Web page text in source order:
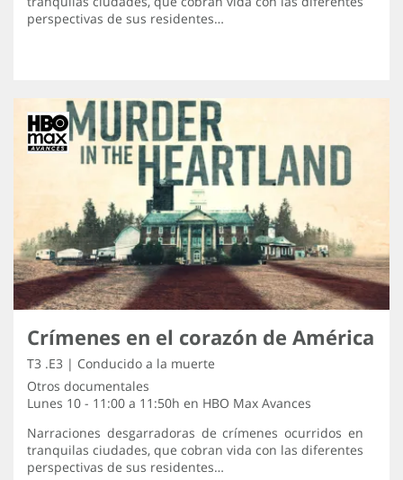
perspectivas de sus residentes…
Crímenes en el corazón de América
T3 .E3 | Conducido a la muerte
Otros documentales
Lunes 10 - 11:00 a 11:50h en HBO Max Avances
Narraciones desgarradoras de crímenes ocurridos en
tranquilas ciudades, que cobran vida con las diferentes
perspectivas de sus residentes…